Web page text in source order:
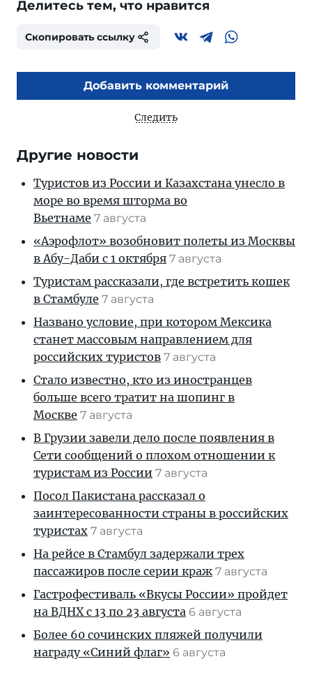
Делитесь тем, что нравится
Скопировать ссылку
Добавить комментарий
Следить
Другие новости
Туристов из России и Казахстана унесло в
море во время шторма во
Вьетнаме 7 августа
«Аэрофлот» возобновит полеты из Москвы
в Абу-Даби с 1 октября 7 августа
Туристам рассказали, где встретить кошек
в Стамбуле 7 августа
Названо условие, при котором Мексика
станет массовым направлением для
российских туристов 7 августа
Стало известно, кто из иностранцев
больше всего тратит на шопинг в
Москве 7 августа
В Грузии завели дело после появления в
Сети сообщений о плохом отношении к
туристам из России 7 августа
Посол Пакистана рассказал о
заинтересованности страны в российских
туристах 7 августа
На рейсе в Стамбул задержали трех
пассажиров после серии краж 7 августа
Гастрофестиваль «Вкусы России» пройдет
на ВДНХ с 13 по 23 августа 6 августа
Более 60 сочинских пляжей получили
награду «Синий флаг» 6 августа